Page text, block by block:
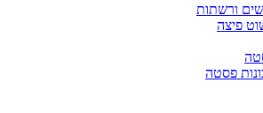
ורשתות
פיצה
פסטה